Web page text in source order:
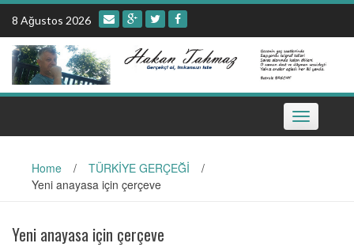
Skip
content
8 Ağustos 2026
Toggle
navigation
Home / TÜRKİYE GERÇEĞİ
/
Yeni anayasa için çerçeve
Yeni anayasa için çerçeve